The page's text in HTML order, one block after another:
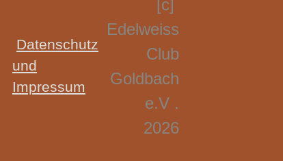
Datenschutz
und
Impressum
[c]
Edelweiss
Club
Goldbach
e.V .
2026